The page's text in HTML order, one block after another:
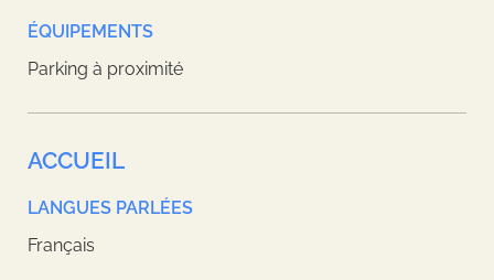
ÉQUIPEMENTS
Parking à proximité
ACCUEIL
LANGUES PARLÉES
Français